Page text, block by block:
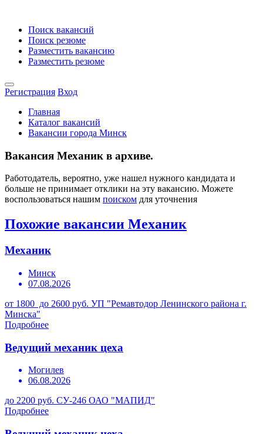
Поиск вакансий
Поиск резюме
Разместить вакансию
Разместить резюме
Регистрация Вход
Главная
Каталог вакансий
Вакансии города Минск
Вакансия Механик в архиве.
Работодатель, вероятно, уже нашел нужного кандидата и
больше не принимает отклики на эту вакансию. Можете
воспользоваться нашим поиском для уточнения
Похожие вакансии Механик
Механик
Минск
07.08.2026
от 1800 до 2600 руб. УП "Ремавтодор Ленинского района г.
Минска"
Подробнее
Ведущий механик цеха
Могилев
06.08.2026
до 2200 руб. СУ-246 ОАО "МАПИД"
Подробнее